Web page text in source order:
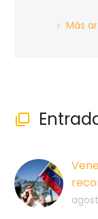
Más
